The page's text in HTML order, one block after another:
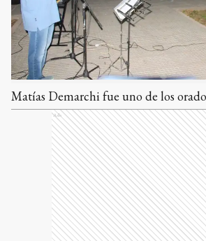
Matías Demarchi fue uno de los
Ads